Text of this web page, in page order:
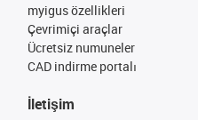
myigus özellikleri
Çevrimiçi araçlar
Ücretsiz numuneler
CAD indirme portalı
İletişim